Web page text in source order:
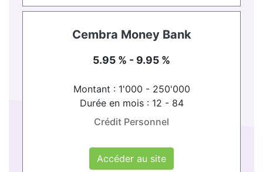
Cembra Money Bank
5.95 % - 9.95 %
Montant : 1'000 - 250'000
Durée en mois : 12 - 84
Crédit Personnel
Accéder au site